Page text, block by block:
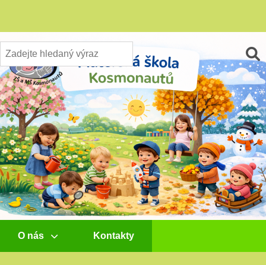
O nás Kontakty